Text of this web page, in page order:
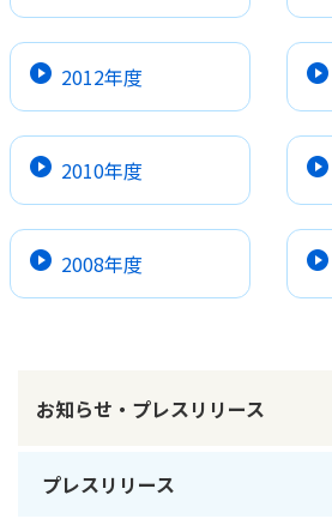
2012年度
2010年度
2008年度
お知らせ・プレスリリース
プレスリリース